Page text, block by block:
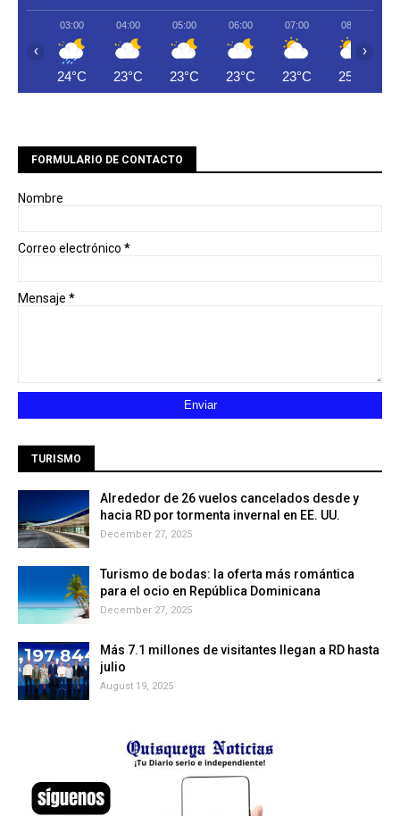
03:00
24°C
04:00
23°C
05:00
23°C
06:00
23°C
07:00
23°C
08:00
25°C
‹ ›
FORMULARIO DE CONTACTO
Nombre
Correo electrónico *
Mensaje *
TURISMO
Alrededor de 26 vuelos cancelados desde y
hacia RD por tormenta invernal en EE. UU.
December 27, 2025
Turismo de bodas: la oferta más romántica
para el ocio en República Dominicana
December 27, 2025
Más 7.1 millones de visitantes llegan a RD hasta
julio
August 19, 2025